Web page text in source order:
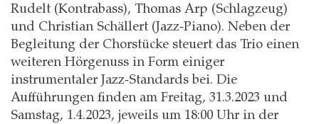
Rudelt (Kontrabass), Thomas Arp (Schlagzeug)
und Christian Schällert (Jazz-Piano). Neben der
Begleitung der Chorstücke steuert das Trio einen
weiteren Hörgenuss in Form einiger
instrumentaler Jazz-Standards bei. Die
Aufführungen finden am Freitag, 31.3.2023 und
Samstag, 1.4.2023, jeweils um 18:00 Uhr in der